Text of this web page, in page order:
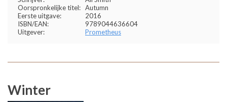
Oorspronkelijke titel: Autumn
Eerste uitgave:
2016
ISBN/EAN:
9789044636604
Uitgever:
Prometheus
Winter